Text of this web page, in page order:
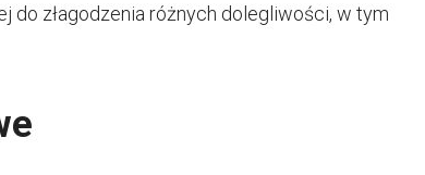
złagodzenia różnych dolegliwości, w tym